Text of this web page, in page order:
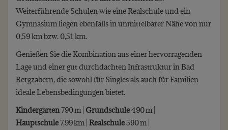
Weiterführende Schulen wie eine Realschule und ein
Gymnasium liegen ebenfalls in unmittelbarer Nähe von nur
0,59 km bzw. 0,51 km.
Genießen Sie die Kombination aus einer hervorragenden
Lage und einer gut durchdachten Infrastruktur in Bad
Bergzabern, die sowohl für Singles als auch für Familien
ideale Lebensbedingungen bietet.
Kindergarten790 m | Grundschule490 m |
Hauptschule7,99 km | Realschule590 m |